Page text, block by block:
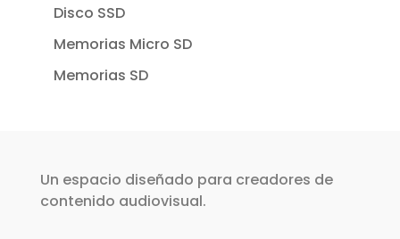
Disco SSD
Memorias Micro SD
Memorias SD
Un espacio diseñado para creadores de
contenido audiovisual.